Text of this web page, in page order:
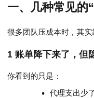
一、几种常见的
很多团队压成本时，其实
1 账单降下来了，但
你看到的只是：
代理支出少